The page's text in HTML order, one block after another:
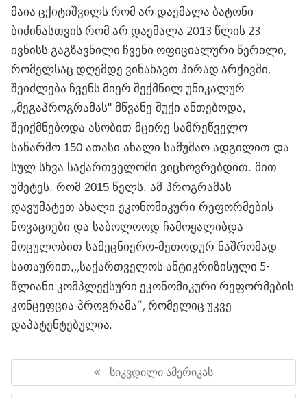
მაია ცქიტიშვილს რომ არ დაემალა ბატონი
ბიძინასთვის რომ არ დაემალა 2013 წლის 23
ივნისს გაგზავნილი ჩვენი ოფიციალური წერილი,
რომელსაც დღემდე ვინახავთ პირად არქივში,
შეიძლება ჩვენს მიერ შექმნილ უნიკალურ
,,მეგაპროგრამას" მწვანე შუქი ანთებოდა,
შეიქმნებოდა ასობით მცირე სამრეწველო
საწარმო 150 ათასი ახალი სამუშაო ადგილით და
სულ სხვა საქართველოში ვიცხოვრებდით. მით
უმეტეს, რომ 2015 წელს, ამ პროგრამას
დავუმატეთ ახალი ეკონომიკური რეფორმების
ნოვაციები და საბოლოოდ ჩამოყალიბდა
მოცულობით სამეცნიერო-მეთოდურ ნაშრომად
სათაურით,,,საქართველოს ანტიკრიზისული 5-
წლიანი კომპლექსური ეკონომიკური რეფორმების
კონცეფცია-პროგრამა”, რომელიც უკვე
დაპატენტებულია.
Previous
Post:
Სიკვდილი Ამერიკას